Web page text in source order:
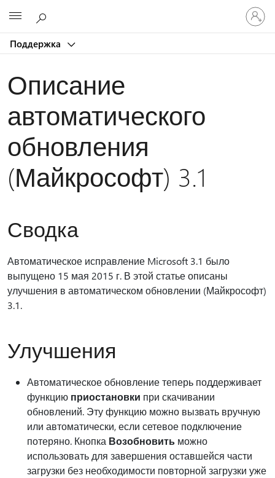
Поддержка
Описание
автоматического
обновления
(Майкрософт) 3.1
Сводка
Автоматическое исправление Microsoft 3.1 было
выпущено 15 мая 2015 г. В этой статье описаны
улучшения в автоматическом обновлении (Майкрософт)
3.1.
Улучшения
Автоматическое обновление теперь поддерживает
функцию приостановки при скачивании
обновлений. Эту функцию можно вызвать вручную
или автоматически, если сетевое подключение
потеряно. Кнопка Возобновить можно
использовать для завершения оставшейся части
загрузки без необходимости повторной загрузки уже